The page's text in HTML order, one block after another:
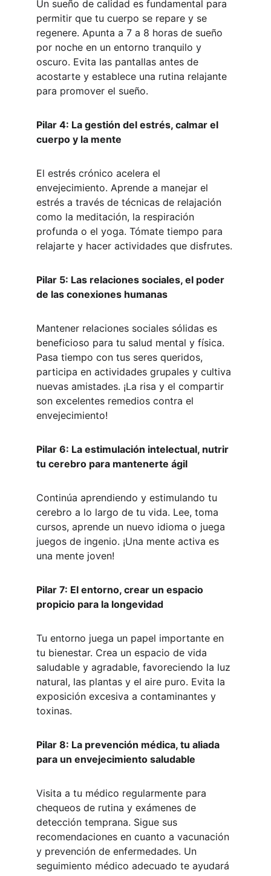
Un sueño de calidad es fundamental para
permitir que tu cuerpo se repare y se
regenere. Apunta a 7 a 8 horas de sueño
por noche en un entorno tranquilo y
oscuro. Evita las pantallas antes de
acostarte y establece una rutina relajante
para promover el sueño.
Pilar 4: La gestión del estrés, calmar el
cuerpo y la mente
El estrés crónico acelera el
envejecimiento. Aprende a manejar el
estrés a través de técnicas de relajación
como la meditación, la respiración
profunda o el yoga. Tómate tiempo para
relajarte y hacer actividades que disfrutes.
Pilar 5: Las relaciones sociales, el poder
de las conexiones humanas
Mantener relaciones sociales sólidas es
beneficioso para tu salud mental y física.
Pasa tiempo con tus seres queridos,
participa en actividades grupales y cultiva
nuevas amistades. ¡La risa y el compartir
son excelentes remedios contra el
envejecimiento!
Pilar 6: La estimulación intelectual, nutrir
tu cerebro para mantenerte ágil
Continúa aprendiendo y estimulando tu
cerebro a lo largo de tu vida. Lee, toma
cursos, aprende un nuevo idioma o juega
juegos de ingenio. ¡Una mente activa es
una mente joven!
Pilar 7: El entorno, crear un espacio
propicio para la longevidad
Tu entorno juega un papel importante en
tu bienestar. Crea un espacio de vida
saludable y agradable, favoreciendo la luz
natural, las plantas y el aire puro. Evita la
exposición excesiva a contaminantes y
toxinas.
Pilar 8: La prevención médica, tu aliada
para un envejecimiento saludable
Visita a tu médico regularmente para
chequeos de rutina y exámenes de
detección temprana. Sigue sus
recomendaciones en cuanto a vacunación
y prevención de enfermedades. Un
seguimiento médico adecuado te ayudará